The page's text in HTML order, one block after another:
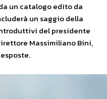
un catalogo edito da
un saggio della
del presidente
Massimiliano Bini,